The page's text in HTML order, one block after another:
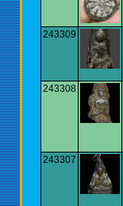
243309
243308
243307